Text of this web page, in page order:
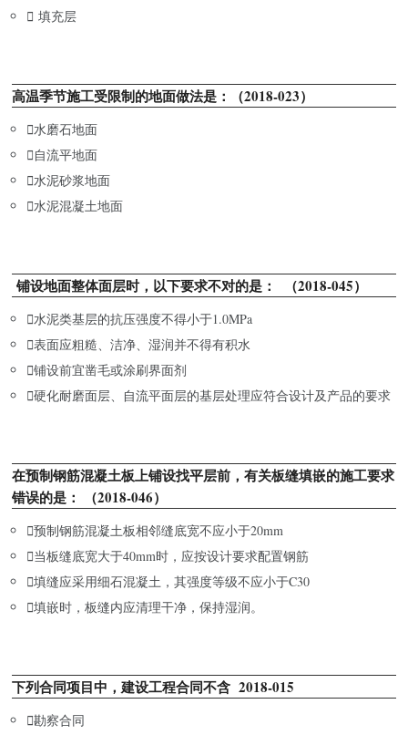
 填充层
高温季节施工受限制的地面做法是：（2018-023）
水磨石地面
自流平地面
水泥砂浆地面
水泥混凝土地面
铺设地面整体面层时，以下要求不对的是： （2018-045）
水泥类基层的抗压强度不得小于1.0MPa
表面应粗糙、洁净、湿润并不得有积水
铺设前宜凿毛或涂刷界面剂
硬化耐磨面层、自流平面层的基层处理应符合设计及产品的要求
在预制钢筋混凝土板上铺设找平层前，有关板缝填嵌的施工要求
错误的是： （2018-046）
预制钢筋混凝土板相邻缝底宽不应小于20mm
当板缝底宽大于40mm时，应按设计要求配置钢筋
填缝应采用细石混凝土，其强度等级不应小于C30
填嵌时，板缝内应清理干净，保持湿润。
下列合同项目中，建设工程合同不含 2018-015
勘察合同